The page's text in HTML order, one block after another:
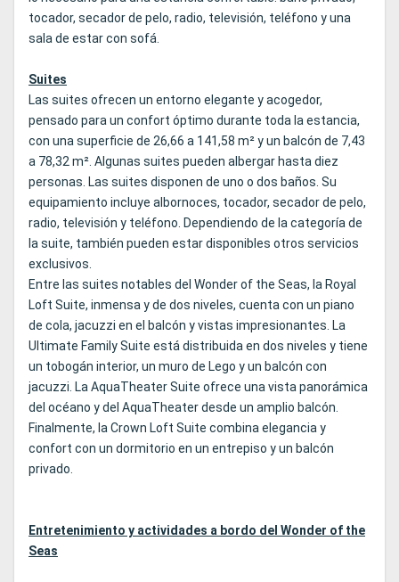
tocador, secador de pelo, radio, televisión, teléfono y una
sala de estar con sofá.
Suites
Las suites ofrecen un entorno elegante y acogedor,
pensado para un confort óptimo durante toda la estancia,
con una superficie de 26,66 a 141,58 m² y un balcón de 7,43
a 78,32 m². Algunas suites pueden albergar hasta diez
personas. Las suites disponen de uno o dos baños. Su
equipamiento incluye albornoces, tocador, secador de pelo,
radio, televisión y teléfono. Dependiendo de la categoría de
la suite, también pueden estar disponibles otros servicios
exclusivos.
Entre las suites notables del Wonder of the Seas, la Royal
Loft Suite, inmensa y de dos niveles, cuenta con un piano
de cola, jacuzzi en el balcón y vistas impresionantes. La
Ultimate Family Suite está distribuida en dos niveles y tiene
un tobogán interior, un muro de Lego y un balcón con
jacuzzi. La AquaTheater Suite ofrece una vista panorámica
del océano y del AquaTheater desde un amplio balcón.
Finalmente, la Crown Loft Suite combina elegancia y
confort con un dormitorio en un entrepiso y un balcón
privado.
Entretenimiento y actividades a bordo del Wonder of the
Seas